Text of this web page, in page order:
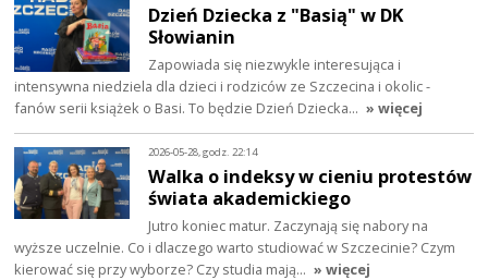
Dzień Dziecka z "Basią" w DK
Słowianin
Zapowiada się niezwykle interesująca i
intensywna niedziela dla dzieci i rodziców ze Szczecina i okolic -
fanów serii książek o Basi. To będzie Dzień Dziecka… » więcej
2026-05-28, godz. 22:14
Walka o indeksy w cieniu protestów
świata akademickiego
Jutro koniec matur. Zaczynają się nabory na
wyższe uczelnie. Co i dlaczego warto studiować w Szczecinie? Czym
kierować się przy wyborze? Czy studia mają… » więcej